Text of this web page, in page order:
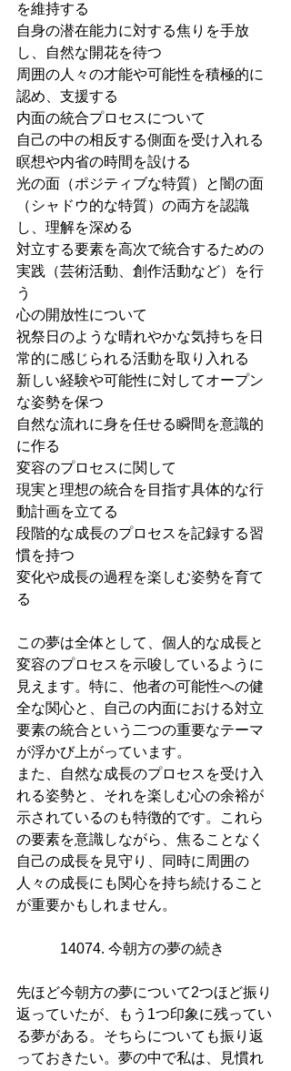
を維持する
自身の潜在能力に対する焦りを手放
し、自然な開花を待つ
周囲の人々の才能や可能性を積極的に
認め、支援する
内面の統合プロセスについて
自己の中の相反する側面を受け入れる
瞑想や内省の時間を設ける
光の面（ポジティブな特質）と闇の面
（シャドウ的な特質）の両方を認識
し、理解を深める
対立する要素を高次で統合するための
実践（芸術活動、創作活動など）を行
う
心の開放性について
祝祭日のような晴れやかな気持ちを日
常的に感じられる活動を取り入れる
新しい経験や可能性に対してオープン
な姿勢を保つ
自然な流れに身を任せる瞬間を意識的
に作る
変容のプロセスに関して
現実と理想の統合を目指す具体的な行
動計画を立てる
段階的な成長のプロセスを記録する習
慣を持つ
変化や成長の過程を楽しむ姿勢を育て
る
この夢は全体として、個人的な成長と
変容のプロセスを示唆しているように
見えます。特に、他者の可能性への健
全な関心と、自己の内面における対立
要素の統合という二つの重要なテーマ
が浮かび上がっています。
また、自然な成長のプロセスを受け入
れる姿勢と、それを楽しむ心の余裕が
示されているのも特徴的です。これら
の要素を意識しながら、焦ることなく
自己の成長を見守り、同時に周囲の
人々の成長にも関心を持ち続けること
が重要かもしれません。
14074. 今朝方の夢の続き
先ほど今朝方の夢について2つほど振り
返っていたが、もう1つ印象に残ってい
る夢がある。そちらについても振り返
っておきたい。夢の中で私は、見慣れ